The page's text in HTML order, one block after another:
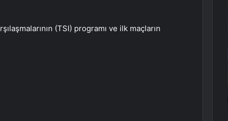
(TSI) programı ve ilk maçların